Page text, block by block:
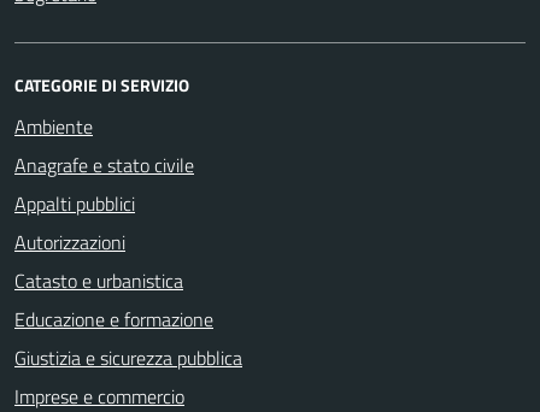
CATEGORIE DI SERVIZIO
Ambiente
Anagrafe e stato civile
Appalti pubblici
Autorizzazioni
Catasto e urbanistica
Educazione e formazione
Giustizia e sicurezza pubblica
Imprese e commercio